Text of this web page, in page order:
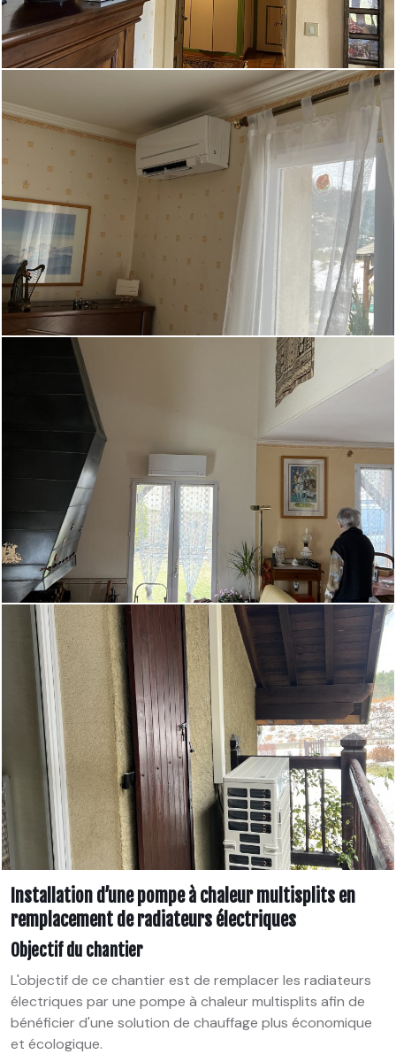
Installation d’une pompe à chaleur multisplits en
remplacement de radiateurs électriques
Objectif du chantier
L'objectif de ce chantier est de remplacer les radiateurs
électriques par une pompe à chaleur multisplits afin de
bénéficier d'une solution de chauffage plus économique
et écologique.